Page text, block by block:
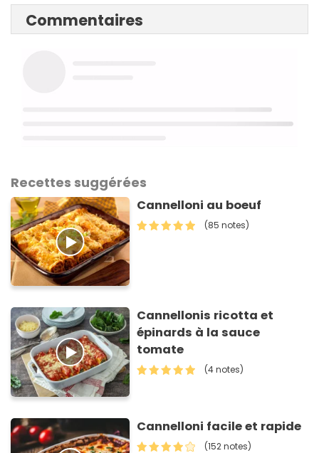
Commentaires
Recettes suggérées
Cannelloni au boeuf
(85 notes)
Cannellonis ricotta et
épinards à la sauce
tomate
(4 notes)
Cannelloni facile et rapide
(152 notes)